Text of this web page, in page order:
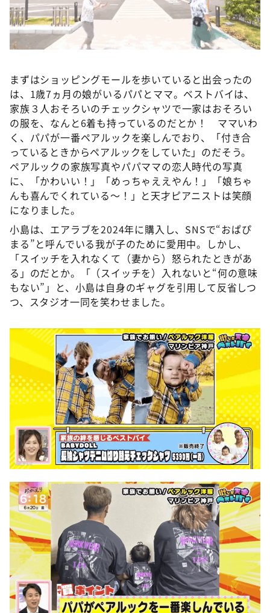
まずはショッピングモールを歩いていると出会ったの
は、1歳7ヵ月の娘がいるパパとママ。ベストバイは、
家族３人おそろいのチェックシャツで一家はおそろい
の服を、なんと6着も持っているのだとか！ ママいわ
く、パパが一番ペアルックを楽しんでおり、「付き合
っているときからペアルックをしていた」のだそう。
ペアルックの家族写真やパパママの恋人時代の写真
に、「かわいい！」「めっちゃええやん！」「娘ちゃ
んも喜んでくれている～！」と天才ピアニストは笑顔
になりました。
小島は、エアラブを2024年に購入し、SNSで“おぱぴ
まる”と呼んでいる我が子のために愛用中。しかし、
「スイッチを入れなくて（妻から）怒られたときがあ
る」のだとか。「（スイッチを）入れないと“何の意味
もない”」と、小島は自身のギャグを引用して反省しつ
つ、スタジオ一同を笑わせました。